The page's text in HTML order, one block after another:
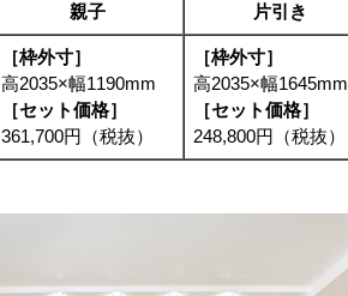
親子 片引き
［枠外寸］
高2035×幅1190mm
［セット価格］
361,700円（税抜）
［枠外寸］
高2035×幅1645mm
［セット価格］
248,800円（税抜）